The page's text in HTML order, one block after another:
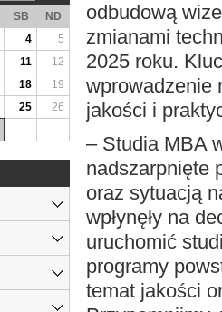
odbudową
zmianami
2025 roku.
wprowadzenie
jakości i
– Studia MBA
nadszarpnięte
oraz sytuacją
wpłynęły na
uruchomić
programy
temat jakości
SB
ND
4
5
11
12
18
19
25
26